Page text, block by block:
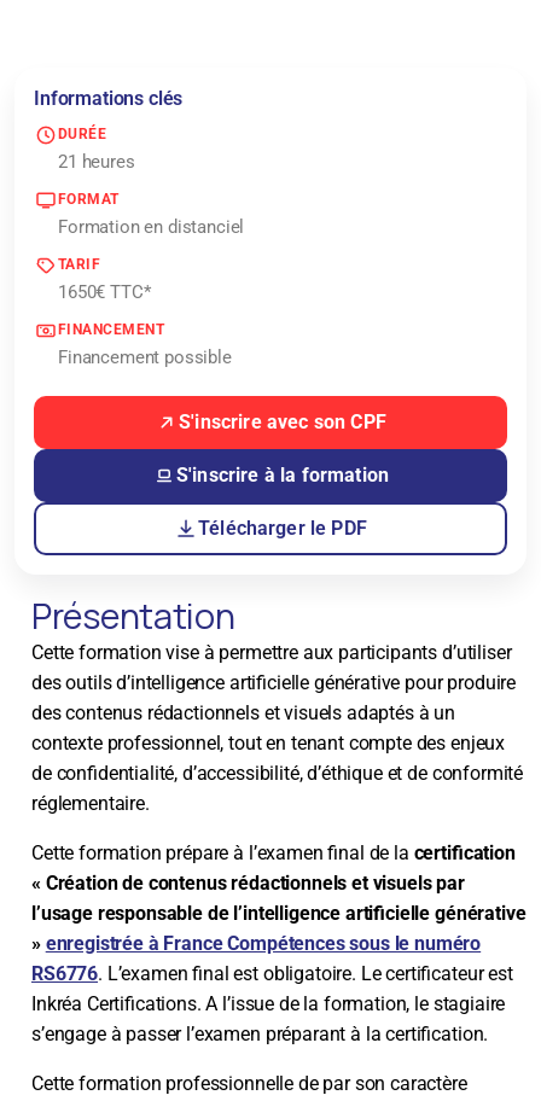
Présentation
Cette formation vise à permettre aux participants d’utiliser
des outils d’intelligence artificielle générative pour produire
des contenus rédactionnels et visuels adaptés à un
contexte professionnel, tout en tenant compte des enjeux
de confidentialité, d’accessibilité, d’éthique et de conformité
réglementaire.
Cette formation prépare à l’examen final de la certification
« Création de contenus rédactionnels et visuels par
l’usage responsable de l’intelligence artificielle générative
» enregistrée à France Compétences sous le numéro
RS6776. L’examen final est obligatoire. Le certificateur est
Inkréa Certifications. A l’issue de la formation, le stagiaire
s’engage à passer l’examen préparant à la certification.
Cette formation professionnelle de par son caractère
Informations clés
DURÉE
21 heures
FORMAT
Formation en distanciel
TARIF
1650€ TTC*
FINANCEMENT
Financement possible
S'inscrire avec son CPF
S'inscrire à la formation
Télécharger le PDF